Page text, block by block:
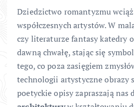
Dziedzictwo romantyzmu
współczesnych artystów. W
czy literaturze fantasy katedry
dawną chwałę, stając się
tego, co poza zasięgiem
technologii artystyczne obrazy
poetyckie opisy zapraszają nas